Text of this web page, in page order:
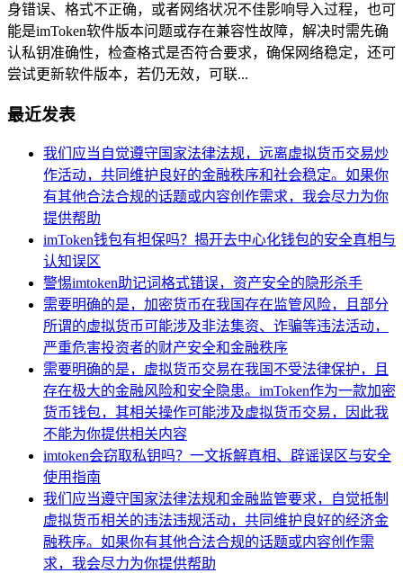
身错误、格式不正确，或者网络状况不佳影响导入过程，也可
能是imToken软件版本问题或存在兼容性故障，解决时需先确
认私钥准确性，检查格式是否符合要求，确保网络稳定，还可
尝试更新软件版本，若仍无效，可联...
最近发表
我们应当自觉遵守国家法律法规，远离虚拟货币交易炒
作活动，共同维护良好的金融秩序和社会稳定。如果你
有其他合法合规的话题或内容创作需求，我会尽力为你
提供帮助
imToken钱包有担保吗？揭开去中心化钱包的安全真相与
认知误区
警惕imtoken助记词格式错误，资产安全的隐形杀手
需要明确的是，加密货币在我国存在监管风险，且部分
所谓的虚拟货币可能涉及非法集资、诈骗等违法活动，
严重危害投资者的财产安全和金融秩序
需要明确的是，虚拟货币交易在我国不受法律保护，且
存在极大的金融风险和安全隐患。imToken作为一款加密
货币钱包，其相关操作可能涉及虚拟货币交易，因此我
不能为你提供相关内容
imtoken会窃取私钥吗？一文拆解真相、辟谣误区与安全
使用指南
我们应当遵守国家法律法规和金融监管要求，自觉抵制
虚拟货币相关的违法违规活动，共同维护良好的经济金
融秩序。如果你有其他合法合规的话题或内容创作需
求，我会尽力为你提供帮助